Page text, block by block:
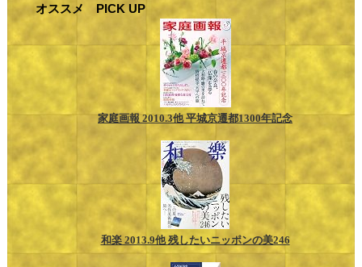
オススメ PICK UP
家庭画報 2010.3他 平城京遷都1300年記念
和楽 2013.9他 残したいニッポンの美246